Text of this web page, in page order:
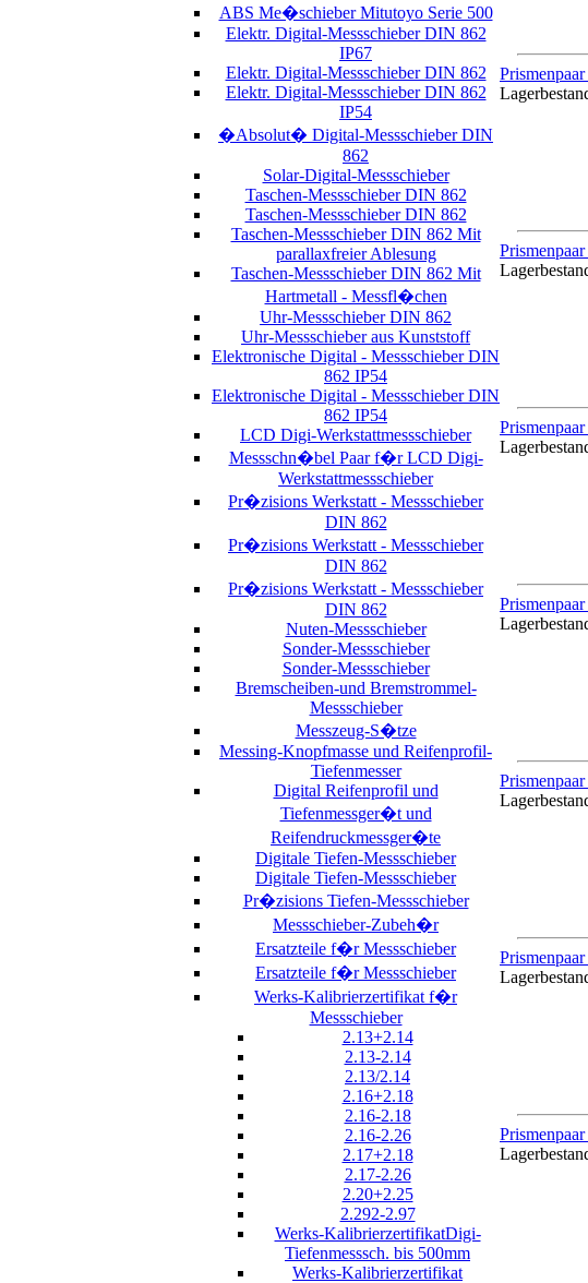
ABS Me�schieber Mitutoyo Serie 500
Elektr. Digital-Messschieber DIN 862
IP67
Elektr. Digital-Messschieber DIN 862
Elektr. Digital-Messschieber DIN 862
IP54
�Absolut� Digital-Messschieber DIN
862
Solar-Digital-Messschieber
Taschen-Messschieber DIN 862
Taschen-Messschieber DIN 862
Taschen-Messschieber DIN 862 Mit
parallaxfreier Ablesung
Taschen-Messschieber DIN 862 Mit
Hartmetall - Messfl�chen
Uhr-Messschieber DIN 862
Uhr-Messschieber aus Kunststoff
Elektronische Digital - Messschieber DIN
862 IP54
Elektronische Digital - Messschieber DIN
862 IP54
LCD Digi-Werkstattmessschieber
Messschn�bel Paar f�r LCD Digi-
Werkstattmessschieber
Pr�zisions Werkstatt - Messschieber
DIN 862
Pr�zisions Werkstatt - Messschieber
DIN 862
Pr�zisions Werkstatt - Messschieber
DIN 862
Nuten-Messschieber
Sonder-Messschieber
Sonder-Messschieber
Bremscheiben-und Bremstrommel-
Messschieber
Messzeug-S�tze
Messing-Knopfmasse und Reifenprofil-
Tiefenmesser
Digital Reifenprofil und
Tiefenmessger�t und
Reifendruckmessger�te
Digitale Tiefen-Messschieber
Digitale Tiefen-Messschieber
Pr�zisions Tiefen-Messschieber
Messschieber-Zubeh�r
Ersatzteile f�r Messschieber
Ersatzteile f�r Messschieber
Werks-Kalibrierzertifikat f�r
Messschieber
2.13+2.14
2.13-2.14
2.13/2.14
2.16+2.18
2.16-2.18
2.16-2.26
2.17+2.18
2.17-2.26
2.20+2.25
2.292-2.97
Werks-KalibrierzertifikatDigi-
Tiefenmesssch. bis 500mm
Werks-Kalibrierzertifikat